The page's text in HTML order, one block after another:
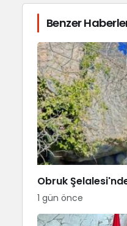
Benzer
Obruk
1 gün önce